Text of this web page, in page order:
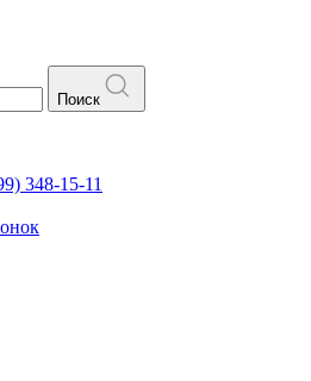
Поиск
348-15-11